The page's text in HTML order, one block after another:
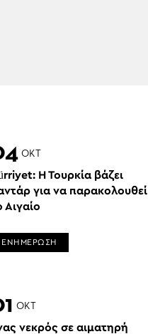
ΟΚΤ
Η Τουρκία βάζει
για να παρακολουθεί
Αιγαίο
ΕΝΗΜΕΡΩΣΗ
ΟΚΤ
νεκρός σε αιματηρή